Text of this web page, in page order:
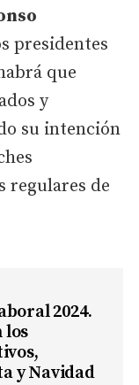
presidentes
que
y
su intención
regulares de
2024.
los
y Navidad